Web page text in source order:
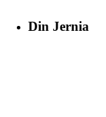
Din Jernia